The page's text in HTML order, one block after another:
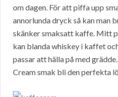
om dagen. För att piffa upp
annorlunda dryck så kan man
skänker smaksatt kaffe. Mitt
kan blanda whiskey i kaffet
passar att hälla på med
Cream smak bli den perfekta